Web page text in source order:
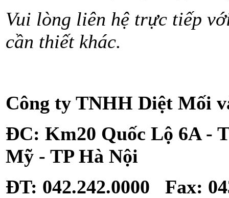
Vui lòng liên hệ trực tiếp
cần thiết khác.
Công ty TNHH Diệt Mối
ĐC: Km20 Quốc Lộ 6A -
Mỹ - TP Hà Nội
ĐT: 042.242.0000 Fax: